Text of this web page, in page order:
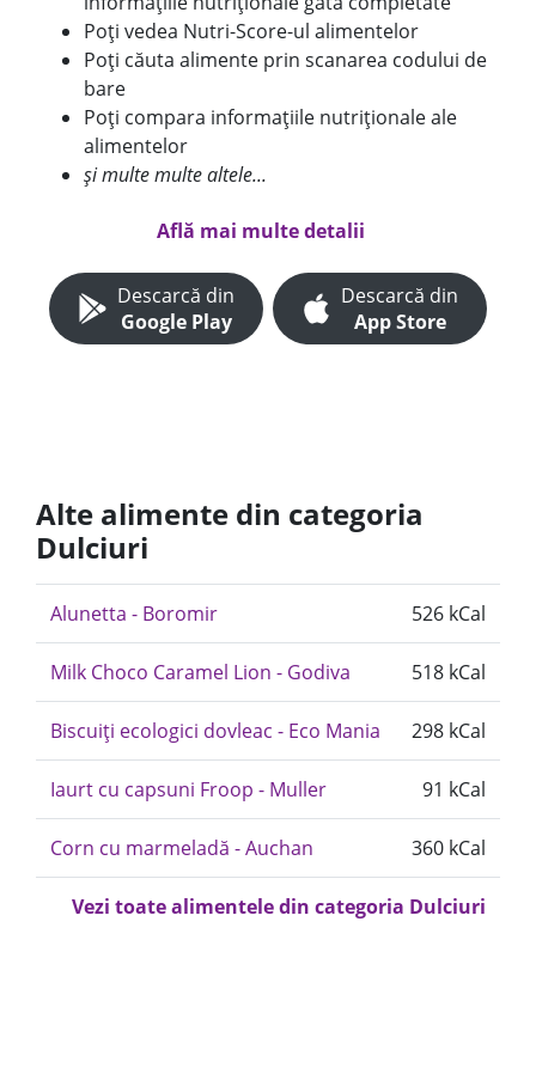
Poți vedea Nutri-Score-ul alimentelor
Poți căuta alimente prin scanarea codului de
bare
Poți compara informațiile nutriționale ale
alimentelor
și multe multe altele...
Află mai multe detalii
Descarcă din
Google Play
Descarcă din
App Store
Alte alimente din categoria
Dulciuri
Alunetta - Boromir 526 kCal
Milk Choco Caramel Lion - Godiva 518 kCal
Biscuiți ecologici dovleac - Eco Mania 298 kCal
Iaurt cu capsuni Froop - Muller 91 kCal
Corn cu marmeladă - Auchan 360 kCal
Vezi toate alimentele din categoria Dulciuri